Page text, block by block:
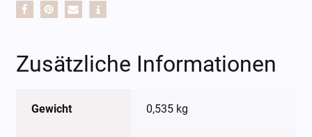
Zusätzliche Informationen
Gewicht 0,535 kg